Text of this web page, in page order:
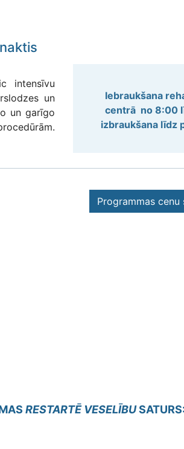
intensīvu
un
un garīgo
Iebraukšana
centrā no 8:00
izbraukšana līdz
Programmas
RESTARTĒ VESELĪBUSATURS: